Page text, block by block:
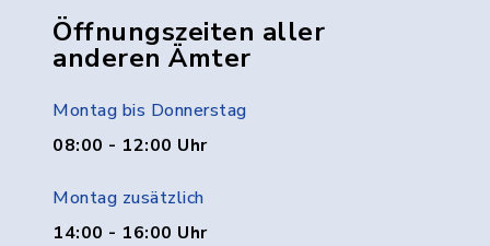
Öffnungszeiten aller
anderen Ämter
Montag bis Donnerstag
08:00 - 12:00 Uhr
Montag zusätzlich
14:00 - 16:00 Uhr